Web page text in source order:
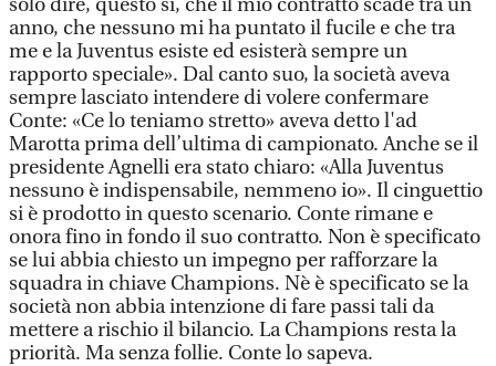
solo dire, questo sì, che il mio contratto scade tra un
anno, che nessuno mi ha puntato il fucile e che tra
me e la Juventus esiste ed esisterà sempre un
rapporto speciale». Dal canto suo, la società aveva
sempre lasciato intendere di volere confermare
Conte: «Ce lo teniamo stretto» aveva detto l'ad
Marotta prima dell’ultima di campionato. Anche se il
presidente Agnelli era stato chiaro: «Alla Juventus
nessuno è indispensabile, nemmeno io». Il cinguettio
si è prodotto in questo scenario. Conte rimane e
onora fino in fondo il suo contratto. Non è specificato
se lui abbia chiesto un impegno per rafforzare la
squadra in chiave Champions. Nè è specificato se la
società non abbia intenzione di fare passi tali da
mettere a rischio il bilancio. La Champions resta la
priorità. Ma senza follie. Conte lo sapeva.